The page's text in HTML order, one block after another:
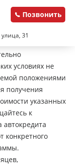
улица, 31
Позвонить
условиях не
положениями
получения
указанных
к
автокредита
конкретного